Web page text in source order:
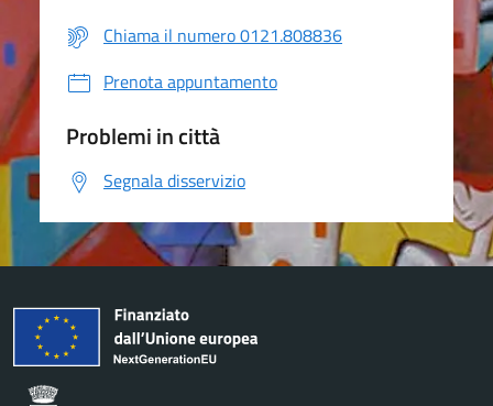
Chiama il numero 0121.808836
Prenota appuntamento
Problemi in città
Segnala disservizio